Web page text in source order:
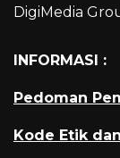
DigiMedia
INFORMASI :
Pedoman
Kode Etik